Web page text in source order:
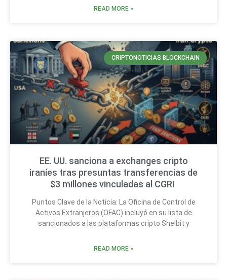
READ MORE »
CRIPTONOTICIAS BLOCKCHAIN
EE. UU. sanciona a exchanges cripto
iraníes tras presuntas transferencias de
$3 millones vinculadas al CGRI
Puntos Clave de la Noticia: La Oficina de Control de
Activos Extranjeros (OFAC) incluyó en su lista de
sancionados a las plataformas cripto Shelbit y
READ MORE »